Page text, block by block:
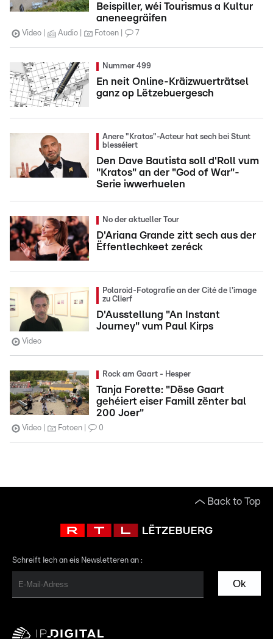
Beispiller, wéi Tourismus a Kultur
aneneegräifen
Video Audio Fotoen 7
Nummer 499
En neit Online-Kräizwuerträtsel
ganz op Lëtzebuergesch
Anere "Kratos"-Acteur hat sech bei Stunt
blesséiert
Den Dave Bautista soll d'Roll vum
"Kratos" an der "God of War"-
Serie iwwerhuelen
No der aktueller Tour
D'Ariana Grande zitt sech aus der
Ëffentlechkeet zeréck
Polaroid-Fotografie an der Cité de l'image
zu Clierf
D'Ausstellung "An Instant
Journey" vum Paul Kirps
Video
Rock am Gaart - Hesper
Tanja Forette: "Dëse Gaart
gehéiert eiser Famill zënter bal
200 Joer"
Video Fotoen 0
Back to Top
Schreift Iech an eis Newsletteren an :
Ok